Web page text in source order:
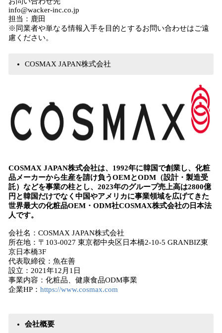
info@wacker-inc.co.jp
担当：鹿田
※同業者や単なる情報入手を目的とするお問い合わせはご遠
慮ください。
COSMAX JAPAN株式会社
COSMAX JAPAN株式会社は、1992年に韓国で創業し、化粧
品メーカーから生産を請け負うOEMとODM（設計・製造受
託）などを事業の柱とし、2023年のグループ売上高は2800億
円と韓国だけでなく中国やアメリカに事業領域を広げてきた
世界最大の化粧品OEM・ODM社COSMAX株式会社の日本法
人です。
会社名：COSMAX JAPAN株式会社
所在地：〒103-0027 東京都中央区日本橋2-10-5 GRANBIZ東
京日本橋3F
代表取締役：魚在善
設立：2021年12月1日
事業内容：化粧品、健康食品ODM事業
企業HP： https://www.cosmax.com
会社概要